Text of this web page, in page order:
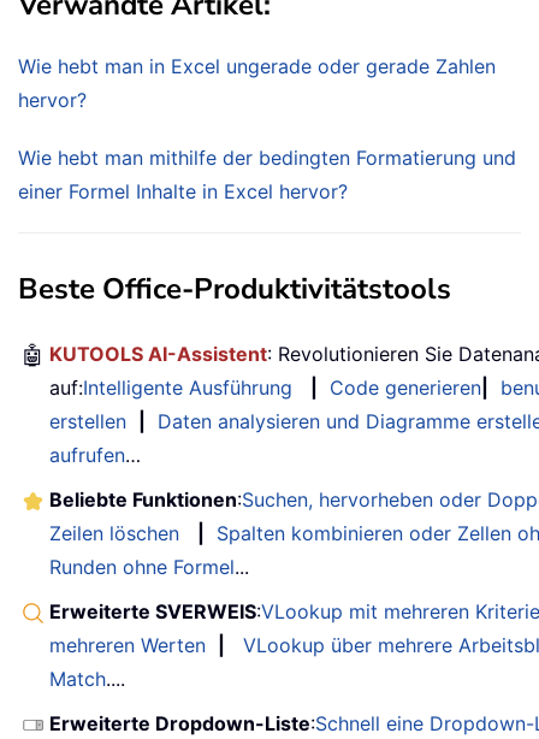
Wie hebt man in Excel ungerade oder gerade Zahlen
hervor?
Wie hebt man mithilfe der bedingten Formatierung und
einer Formel Inhalte in Excel hervor?
Beste Office-Produktivitätstools
🤖 KUTOOLS AI-Assistent: Revolutionieren Sie
auf:Intelligente Ausführung Code generieren
erstellen
Daten analysieren und Diagramme
aufrufen…
Beliebte Funktionen:Suchen, hervorheben oder
Zeilen löschen
Spalten kombinieren oder Zellen
Runden ohne Formel...
Erweiterte SVERWEIS:VLookup mit mehreren
mehreren Werten
VLookup über mehrere
Match....
Erweiterte Dropdown-Liste:Schnell eine